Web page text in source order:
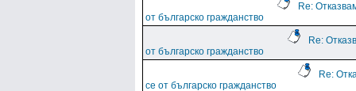
Re:
от българско гражданство
Re:
от българско гражданство
Re:
се от българско гражданство